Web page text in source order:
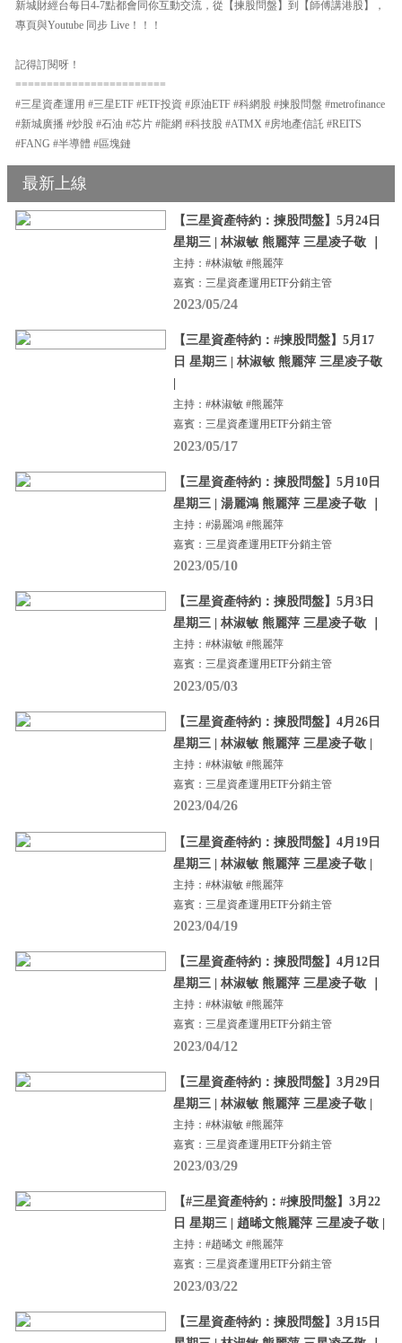
新城財經台每日4-7點都會同你互動交流，從【揀股問盤】到【師傅講港股】，
專頁與Youtube 同步 Live！！！
記得訂閱呀！
========================
#三星資產運用 #三星ETF #ETF投資 #原油ETF #科網股 #揀股問盤 #metrofinance
#新城廣播 #炒股 #石油 #芯片 #龍網 #科技股 #ATMX #房地產信託 #REITS
#FANG #半導體 #區塊鏈
最新上線
【三星資產特約：揀股問盤】5月24日
星期三 | 林淑敏 熊麗萍 三星凌子敬 ｜
主持：#林淑敏 #熊麗萍
嘉賓：三星資產運用ETF分銷主管
2023/05/24
【三星資產特約：#揀股問盤】5月17
日 星期三 | 林淑敏 熊麗萍 三星凌子敬
主持：#林淑敏 #熊麗萍
嘉賓：三星資產運用ETF分銷主管
2023/05/17
【三星資產特約：揀股問盤】5月10日
星期三 | 湯麗鴻 熊麗萍 三星凌子敬 ｜
主持：#湯麗鴻 #熊麗萍
嘉賓：三星資產運用ETF分銷主管
2023/05/10
【三星資產特約：揀股問盤】5月3日
星期三 | 林淑敏 熊麗萍 三星凌子敬 ｜
主持：#林淑敏 #熊麗萍
嘉賓：三星資產運用ETF分銷主管
2023/05/03
【三星資產特約：揀股問盤】4月26日
星期三 | 林淑敏 熊麗萍 三星凌子敬 |
主持：#林淑敏 #熊麗萍
嘉賓：三星資產運用ETF分銷主管
2023/04/26
【三星資產特約：揀股問盤】4月19日
星期三 | 林淑敏 熊麗萍 三星凌子敬 |
主持：#林淑敏 #熊麗萍
嘉賓：三星資產運用ETF分銷主管
2023/04/19
【三星資產特約：揀股問盤】4月12日
星期三 | 林淑敏 熊麗萍 三星凌子敬 ｜
主持：#林淑敏 #熊麗萍
嘉賓：三星資產運用ETF分銷主管
2023/04/12
【三星資產特約：揀股問盤】3月29日
星期三 | 林淑敏 熊麗萍 三星凌子敬 |
主持：#林淑敏 #熊麗萍
嘉賓：三星資產運用ETF分銷主管
2023/03/29
【#三星資產特約：#揀股問盤】3月22
日 星期三 | 趙晞文熊麗萍 三星凌子敬 |
主持：#趙晞文 #熊麗萍
嘉賓：三星資產運用ETF分銷主管
2023/03/22
【三星資產特約：揀股問盤】3月15日